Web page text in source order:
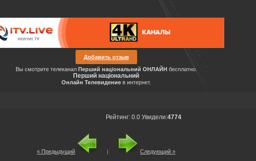
Добавить отзыв
Вы смотрите телеканал Перший національний ОНЛАЙН бесплатно.
Перший національний
Онлайн Телевидениев интернет.
Рейтинг: 0.0 Увидели:4774
« Предыдущий | Следующий »